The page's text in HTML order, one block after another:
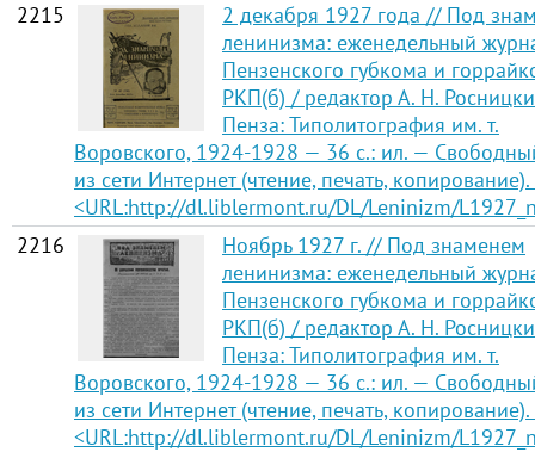
2215
2 декабря 1927 года // Под
ленинизма: еженедельный
Пензенского губкома и
РКП(б) / редактор А. Н.
Пенза: Типолитография им. т.
Воровского, 1924-1928 — 36 с.: ил. —
из сети Интернет (чтение, печать,
<URL:http://dl.liblermont.ru/DL/Leninizm/
2216
Ноябрь 1927 г. // Под знаменем
ленинизма: еженедельный
Пензенского губкома и
РКП(б) / редактор А. Н.
Пенза: Типолитография им. т.
Воровского, 1924-1928 — 36 с.: ил. —
из сети Интернет (чтение, печать,
<URL:http://dl.liblermont.ru/DL/Leninizm/